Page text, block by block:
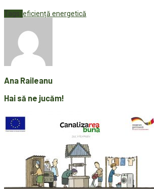
Tags: eficiență energetică
Ana Raileanu
Hai să ne jucăm!